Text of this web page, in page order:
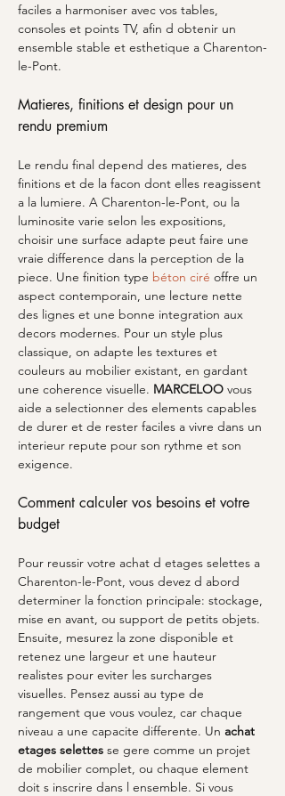
faciles a harmoniser avec vos tables,
consoles et points TV, afin d obtenir un
ensemble stable et esthetique a Charenton-
le-Pont.
Matieres, finitions et design pour un
rendu premium
Le rendu final depend des matieres, des
finitions et de la facon dont elles reagissent
a la lumiere. A Charenton-le-Pont, ou la
luminosite varie selon les expositions,
choisir une surface adapte peut faire une
vraie difference dans la perception de la
piece. Une finition type béton ciré offre un
aspect contemporain, une lecture nette
des lignes et une bonne integration aux
decors modernes. Pour un style plus
classique, on adapte les textures et
couleurs au mobilier existant, en gardant
une coherence visuelle. MARCELOO vous
aide a selectionner des elements capables
de durer et de rester faciles a vivre dans un
interieur repute pour son rythme et son
exigence.
Comment calculer vos besoins et votre
budget
Pour reussir votre achat d etages selettes a
Charenton-le-Pont, vous devez d abord
determiner la fonction principale: stockage,
mise en avant, ou support de petits objets.
Ensuite, mesurez la zone disponible et
retenez une largeur et une hauteur
realistes pour eviter les surcharges
visuelles. Pensez aussi au type de
rangement que vous voulez, car chaque
niveau a une capacite differente. Un achat
etages selettes se gere comme un projet
de mobilier complet, ou chaque element
doit s inscrire dans l ensemble. Si vous